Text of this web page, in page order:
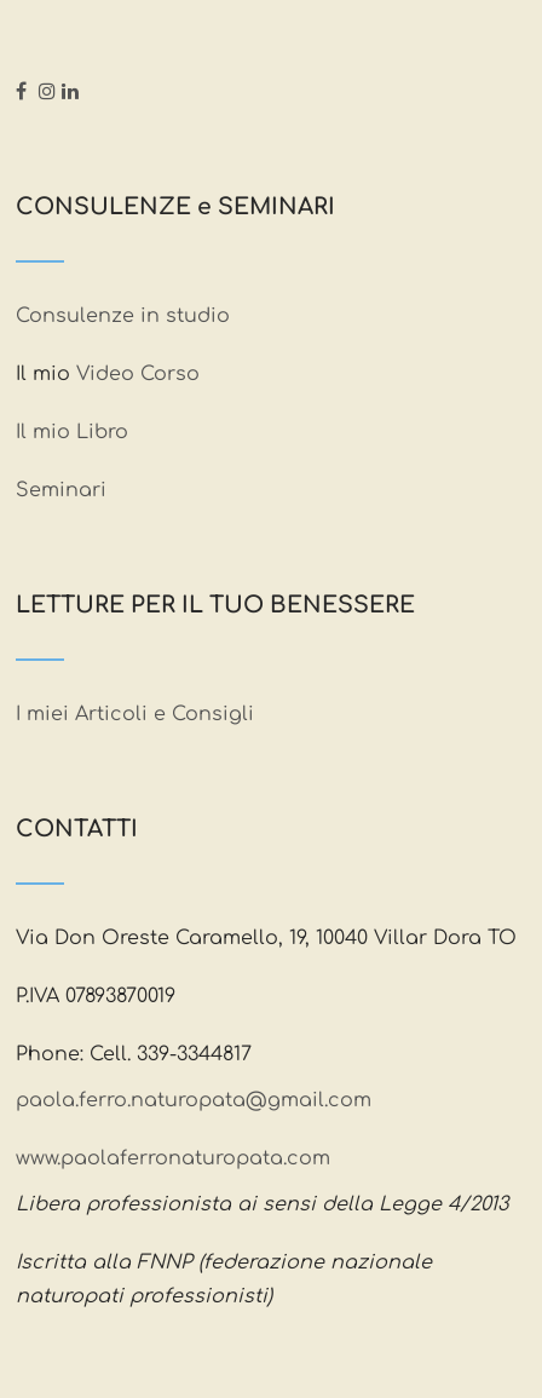
CONSULENZE e SEMINARI
Consulenze in studio
Il mioVideo Corso
Il mio Libro
Seminari
LETTURE PER IL TUO BENESSERE
I miei Articoli e Consigli
CONTATTI
Via Don Oreste Caramello, 19, 10040 Villar Dora TO
P.IVA 07893870019
Phone: Cell. 339-3344817
paola.ferro.naturopata@gmail.com
www.paolaferronaturopata.com
Libera professionista ai sensi della Legge 4/2013
Iscritta alla FNNP (federazione nazionale
naturopati professionisti)